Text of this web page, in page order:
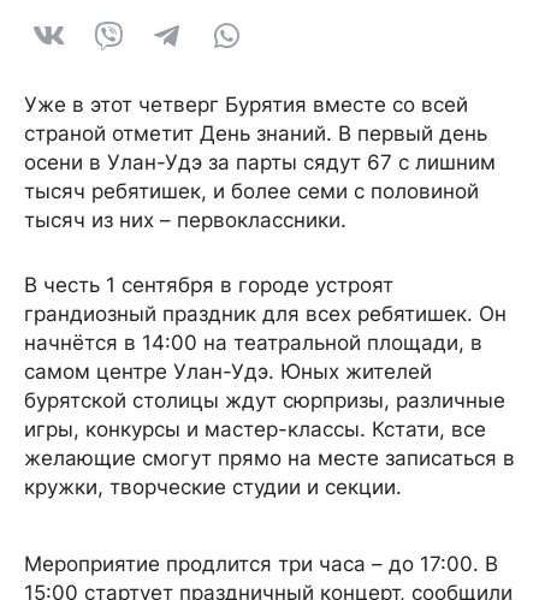
Уже в этот четверг Бурятия вместе со всей
страной отметит День знаний. В первый день
осени в Улан-Удэ за парты сядут 67 с лишним
тысяч ребятишек, и более семи с половиной
тысяч из них – первоклассники.
В честь 1 сентября в городе устроят
грандиозный праздник для всех ребятишек. Он
начнётся в 14:00 на театральной площади, в
самом центре Улан-Удэ. Юных жителей
бурятской столицы ждут сюрпризы, различные
игры, конкурсы и мастер-классы. Кстати, все
желающие смогут прямо на месте записаться в
кружки, творческие студии и секции.
Мероприятие продлится три часа – до 17:00. В
15:00 стартует праздничный концерт, сообщили